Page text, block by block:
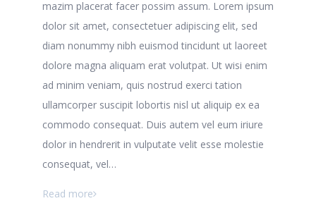
mazim placerat facer possim assum. Lorem ipsum
dolor sit amet, consectetuer adipiscing elit, sed
diam nonummy nibh euismod tincidunt ut laoreet
dolore magna aliquam erat volutpat. Ut wisi enim
ad minim veniam, quis nostrud exerci tation
ullamcorper suscipit lobortis nisl ut aliquip ex ea
commodo consequat. Duis autem vel eum iriure
dolor in hendrerit in vulputate velit esse molestie
consequat, vel…
Read more